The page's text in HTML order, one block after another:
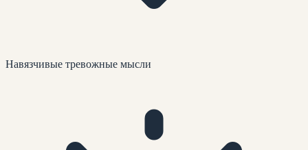
Навязчивые тревожные мысли